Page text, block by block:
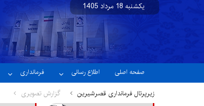
یکشنبه 18 مرداد 1405نسخه آزمایشی
صفحه اصلی اطلاع رسانی فرمانداری
زیرپرتال فرمانداری قصرشیرین
گزارش تصویری